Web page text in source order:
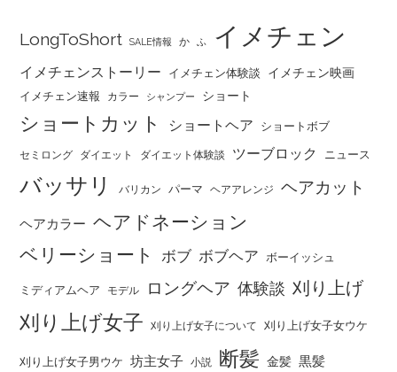
LongToShort SALE情報 か ふ イメチェン
イメチェンストーリー イメチェン体験談 イメチェン映画
イメチェン速報 カラー シャンプー ショート
ショートカット ショートヘア ショートボブ
セミロング ダイエット ダイエット体験談 ツーブロック ニュース
バッサリ バリカン パーマ ヘアアレンジ ヘアカット
ヘアカラー ヘアドネーション
ベリーショート
ボブ ボブヘア ボーイッシュ
ミディアムヘア モデル ロングヘア 体験談 刈り上げ
刈り上げ女子 刈り上げ女子について 刈り上げ女子女ウケ
刈り上げ女子男ウケ 坊主女子 小説 断髪 金髪 黒髪